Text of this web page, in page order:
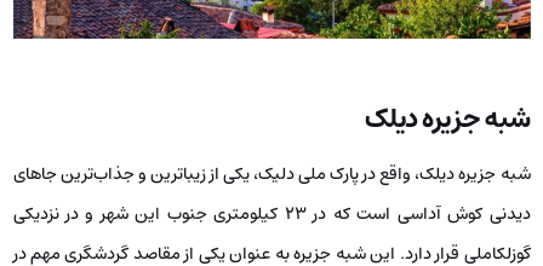
شبه جزیره دیلک
شبه جزیره دیلک، واقع در پارک ملی دلیک، یکی از زیباترین و جذاب‌ترین جاهای
دیدنی کوش آداسی است که در ۲۳ کیلومتری جنوب این شهر و در نزدیکی
گوزلکاملی قرار دارد. این شبه جزیره به عنوان یکی از مقاصد گردشگری مهم در